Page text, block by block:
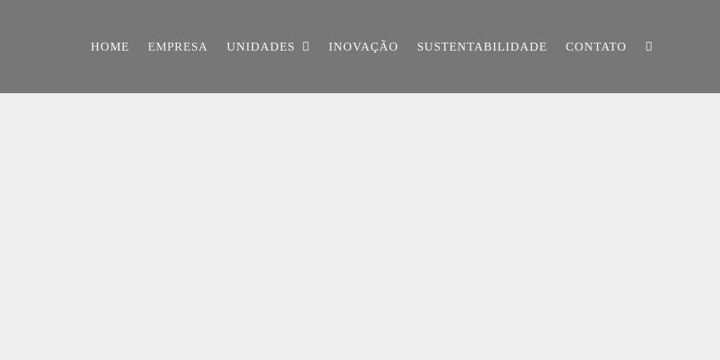
HOME EMPRESA UNIDADES INOVAÇÃO SUSTENTABILIDADE CONTATO